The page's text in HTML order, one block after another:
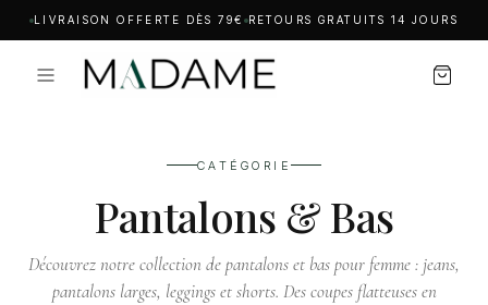
LIVRAISON OFFERTE DÈS 79€ RETOURS GRATUITS 14 JOURS
CATÉGORIE
Pantalons & Bas
Découvrez notre collection de pantalons et bas pour femme : jeans,
pantalons larges, leggings et shorts. Des coupes flatteuses en